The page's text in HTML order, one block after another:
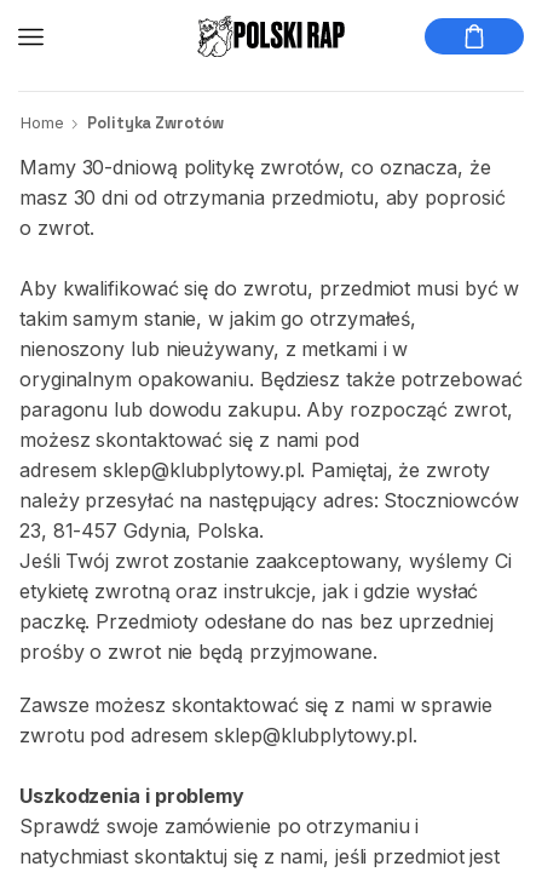
Home Polityka Zwrotów
Mamy 30-dniową politykę zwrotów, co oznacza, że
masz 30 dni od otrzymania przedmiotu, aby poprosić
o zwrot.
Aby kwalifikować się do zwrotu, przedmiot musi być w
takim samym stanie, w jakim go otrzymałeś,
nienoszony lub nieużywany, z metkami i w
oryginalnym opakowaniu. Będziesz także potrzebować
paragonu lub dowodu zakupu. Aby rozpocząć zwrot,
możesz skontaktować się z nami pod
adresemsklep@klubplytowy.pl. Pamiętaj, że zwroty
należy przesyłać na następujący adres: Stoczniowców
23, 81-457 Gdynia, Polska.
Jeśli Twój zwrot zostanie zaakceptowany, wyślemy Ci
etykietę zwrotną oraz instrukcje, jak i gdzie wysłać
paczkę. Przedmioty odesłane do nas bez uprzedniej
prośby o zwrot nie będą przyjmowane.
Zawsze możesz skontaktować się z nami w sprawie
zwrotu pod adresemsklep@klubplytowy.pl.
Uszkodzenia i problemy
Sprawdź swoje zamówienie po otrzymaniu i
natychmiast skontaktuj się z nami, jeśli przedmiot jest